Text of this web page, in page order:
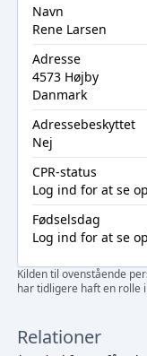
Navn
Rene Larsen
Adresse
4573 Højby
Danmark
Adressebeskyttet
Nej
CPR-status
Log ind for at se
Fødselsdag
Log ind for at se
Kilden til ovenstående
har tidligere haft en rolle
Relationer